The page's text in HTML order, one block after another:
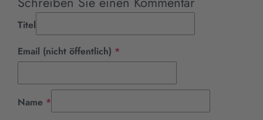
Titel
Email (nicht öffentlich) *
Name *